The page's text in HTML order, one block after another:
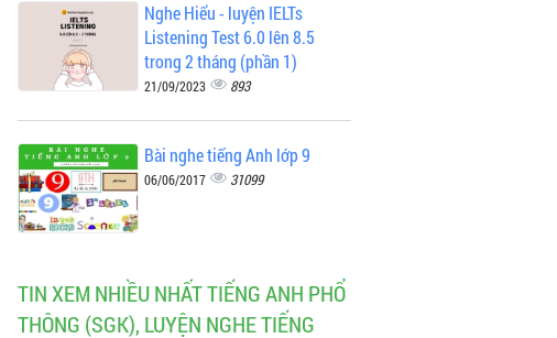
Nghe Hiểu - luyện IELTs
Listening Test 6.0 lên 8.5
trong 2 tháng (phần 1)
21/09/2023 893
Bài nghe tiếng Anh lớp 9
06/06/2017 31099
TIN XEM NHIỀU NHẤT TIẾNG ANH PHỔ
THÔNG (SGK), LUYỆN NGHE TIẾNG